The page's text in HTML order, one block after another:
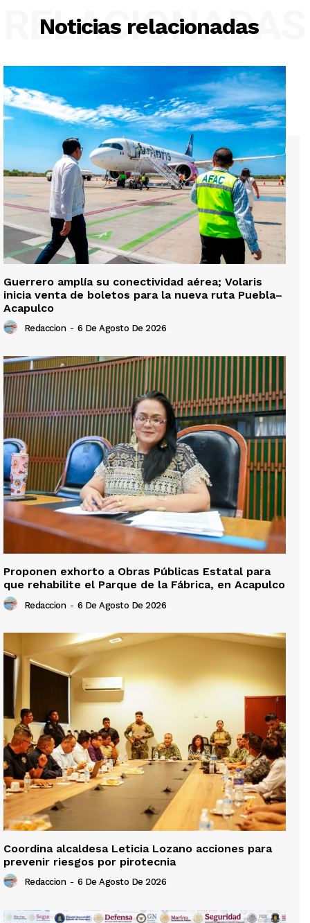
Noticias relacionadas
RELACIONADAS
Guerrero amplía su conectividad aérea; Volaris
inicia venta de boletos para la nueva ruta Puebla–
Acapulco
Redaccion - 6 De Agosto De 2026
Proponen exhorto a Obras Públicas Estatal para
que rehabilite el Parque de la Fábrica, en Acapulco
Redaccion - 6 De Agosto De 2026
Coordina alcaldesa Leticia Lozano acciones para
prevenir riesgos por pirotecnia
Redaccion - 6 De Agosto De 2026